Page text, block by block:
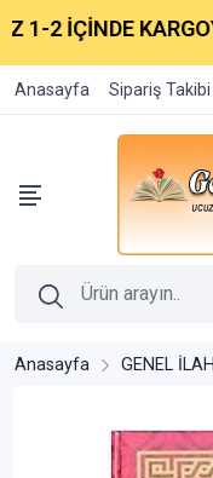
İÇİNDE KARGOYA
Anasayfa Sipariş Takibi
Anasayfa GENEL